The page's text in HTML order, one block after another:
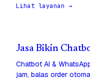
Lihat layanan →
Jasa Bikin
Chatbot AI &
jam, balas order